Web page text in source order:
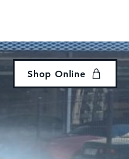
Shop Online